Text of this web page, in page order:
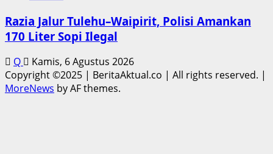
Razia Jalur Tulehu–Waipirit, Polisi Amankan
170 Liter Sopi Ilegal
Q
Kamis, 6 Agustus 2026
Copyright ©2025 | BeritaAktual.co | All rights reserved. |
MoreNews by AF themes.